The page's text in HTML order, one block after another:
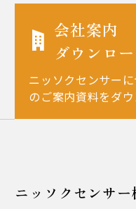
会社案内
ダウンロ
ニッソクセンサー
のご案内資料をダウ
ニッソクセンサー